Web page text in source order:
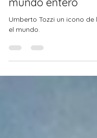
italiano que puso
mundo entero
el mundo.